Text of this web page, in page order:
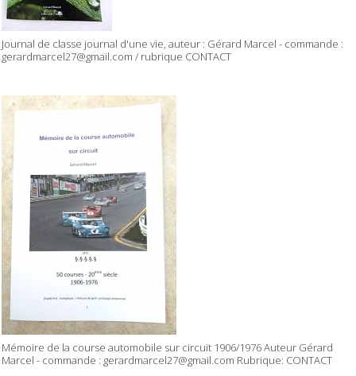
Journal de classe journal d'une vie, auteur : Gérard Marcel - commande :
gerardmarcel27@gmail.com / rubrique CONTACT
Mémoire de la course automobile sur circuit 1906/1976 Auteur Gérard
Marcel - commande : gerardmarcel27@gmail.com Rubrique: CONTACT